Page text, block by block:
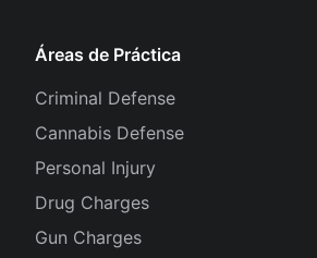
Áreas de Práctica
Criminal Defense
Cannabis Defense
Personal Injury
Drug Charges
Gun Charges